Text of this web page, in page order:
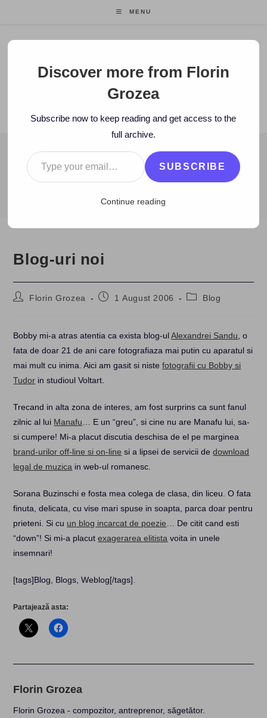
MENU
Florin Grozea
ENTREPRENEUR. FOUNDER/CEO MOCAPP.
BLOG
2006 > August > 1 > Blog > Blog-uri noi
Blog-uri noi
PostFlorin Grozea
Post1 August 2006
PostBlog
Bobby mi-a atras atentia ca exista blog-ulAlexandrei Sandu , o
fata de doar 21 de ani care fotografiaza mai putin cu aparatul si
mai mult cu inima. Aici am gasit si nistefotografii cu Bobby si
Tudor in studioul Voltart.
Trecand in alta zona de interes, am fost surprins ca sunt fanul
zilnic al lui Manafu … E un “greu”, si cine nu are Manafu lui, sa-
si cumpere! Mi-a placut discutia deschisa de el pe marginea
brand-urilor off-line si on-line si a lipsei de servicii dedownload
legal de muzica in web-ul romanesc.
Sorana Buzinschi e fosta mea colega de clasa, din liceu. O fata
finuta, delicata, cu vise mari spuse in soapta, parca doar pentru
prieteni. Si cu un blog incarcat de poezie … De citit cand esti
“down”! Si mi-a placutexagerarea elitista voita in unele
insemnari!
[tags]Blog, Blogs, Weblog[/tags]
Partajează asta:
Florin Grozea
Florin Grozea - compozitor, antreprenor, săgetător.
Discover more from Florin
Grozea
Subscribe now to keep reading and get access to the
full archive.
Type your email…
SUBSCRIBE
Continue reading